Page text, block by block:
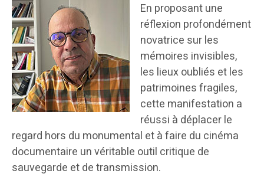
En proposant une
réflexion profondément
novatrice sur les
mémoires invisibles,
les lieux oubliés et les
patrimoines fragiles,
cette manifestation a
réussi à déplacer le
regard hors du monumental et à faire du cinéma
documentaire un véritable outil critique de
sauvegarde et de transmission.